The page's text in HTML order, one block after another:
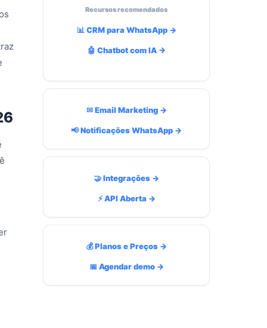
Recursos recomendados
📊 CRM para WhatsApp →
🤖 Chatbot com IA →
✉ Email Marketing →
📢 Notificações WhatsApp →
🤝 Integrações →
⚡ API Aberta →
💰 Planos e Preços →
📅 Agendar demo →